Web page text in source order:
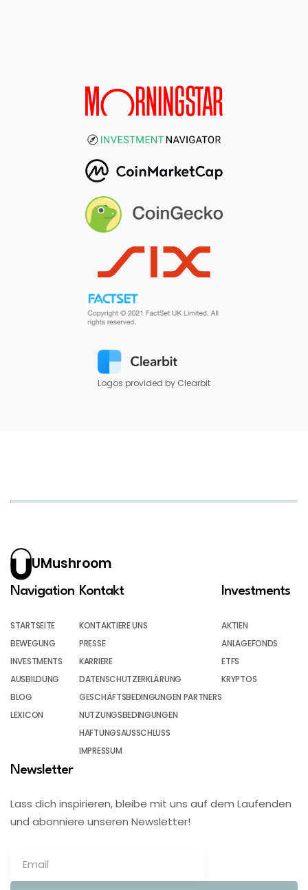
Logos provided by Clearbit
UMushroom
Navigation
STARTSEITE
BEWEGUNG
INVESTMENTS
AUSBILDUNG
BLOG
LEXICON
Kontakt
KONTAKTIERE UNS
PRESSE
KARRIERE
DATENSCHUTZERKLÄRUNG
GESCHÄFTSBEDINGUNGEN PARTNERS
NUTZUNGSBEDINGUNGEN
HAFTUNGSAUSSCHLUSS
IMPRESSUM
Investments
AKTIEN
ANLAGEFONDS
ETFS
KRYPTOS
Newsletter
Lass dich inspirieren, bleibe mit uns auf dem Laufenden
und abonniere unseren Newsletter!